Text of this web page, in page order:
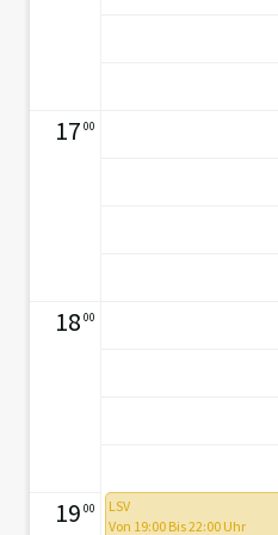
17 00
18 00
19 00
LSV
Von 19:00 Bis 22:00 Uhr